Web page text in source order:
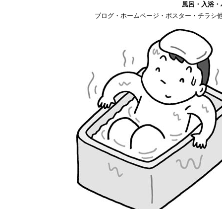
風呂・入浴
ブログ・ホームページ・ポスター・チラシ